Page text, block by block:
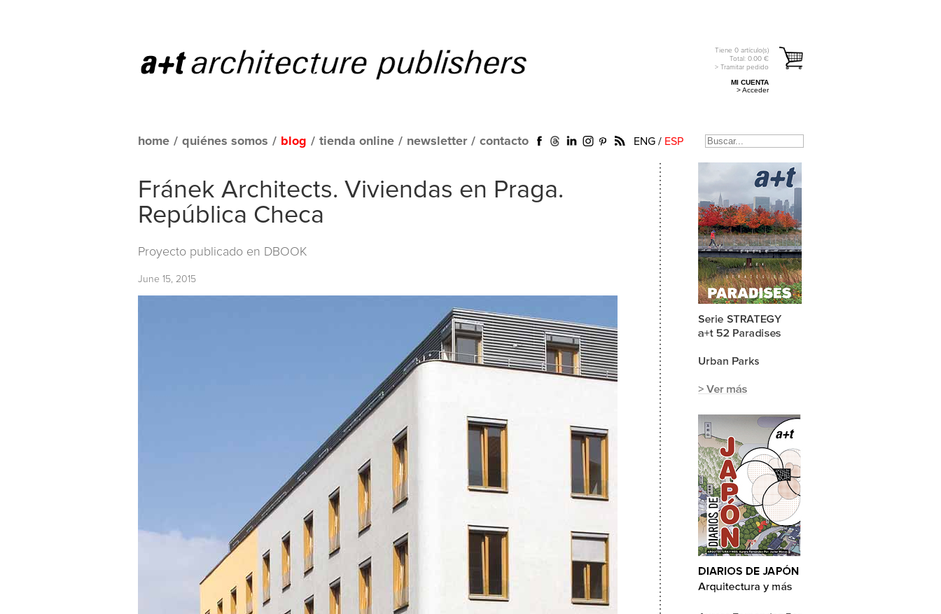
Tiene 0 artículo(s)
Total: 0.00 €
> Tramitar pedido
MI CUENTA
> Acceder
home / quiénes somos / blog / tienda online / newsletter / contacto ENG / ESP
Fránek Architects. Viviendas en Praga.
República Checa
Proyecto publicado en DBOOK
June 15, 2015